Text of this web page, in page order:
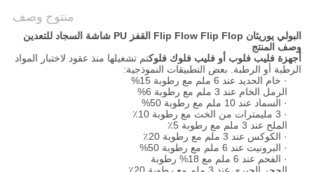
منتوج وصف
البولي يوريثان Flip Flow Flip Flop القفز PU شاشة السجاد للتعدين
وصف المنتج
أجهزة فليب فلوب أو فليب فلوك فلوكتم تشغيلها منذ عقود لاختبار المواد
الرطبة أو الرطبة. بعض التطبيقات النموذجية:
· خام الحديد عند 6 ملم مع رطوبة 15%
الرمل الخام عند 3 ملم مع رطوبة 6%
· السماد عند 10 ملم مع رطوبة 50%
· 3 مليمترات من الخث مع رطوبة 10٪
الملح عند 3 ملم مع رطوبة 5٪
· الكوكس عند 3 ملم مع رطوبة 20٪
· البرونيت عند 6 ملم مع رطوبة 50%
· الفحم عند 6 ملم مع 18% رطوبة